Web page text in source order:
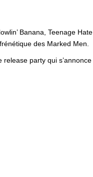
Banana, Teenage Hate
des Marked Men.
party qui s’annonce